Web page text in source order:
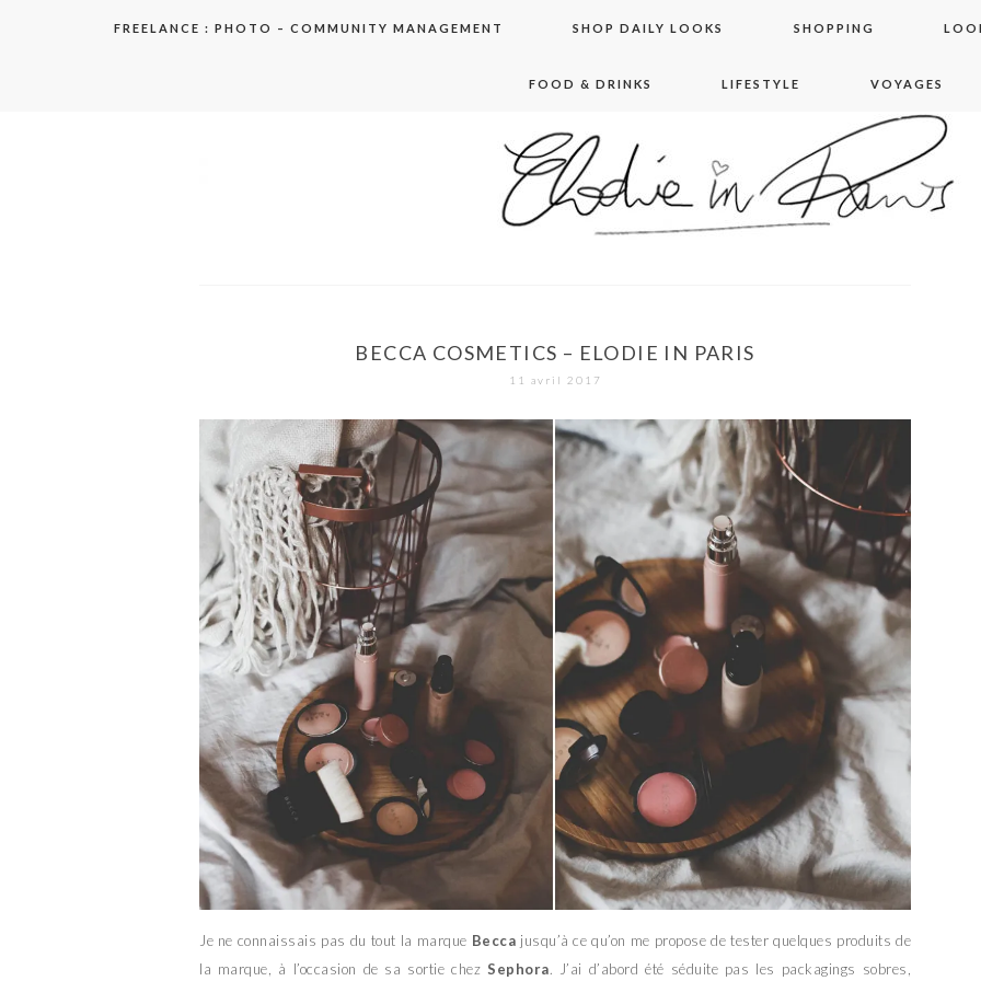
FREELANCE : PHOTO – COMMUNITY MANAGEMENT SHOP DAILY LOOKS SHOPPING
FOOD & DRINKS LIFESTYLE VOYAGES
elodie in paris
BECCA COSMETICS – ELODIE IN PARIS
11 avril 2017
Je ne connaissais pas du tout la marque Becca jusqu’à ce qu’on me propose de tester quelques produits de
la marque, à l’occasion de sa sortie chez Sephora. J’ai d’abord été séduite pas les packagings sobres,